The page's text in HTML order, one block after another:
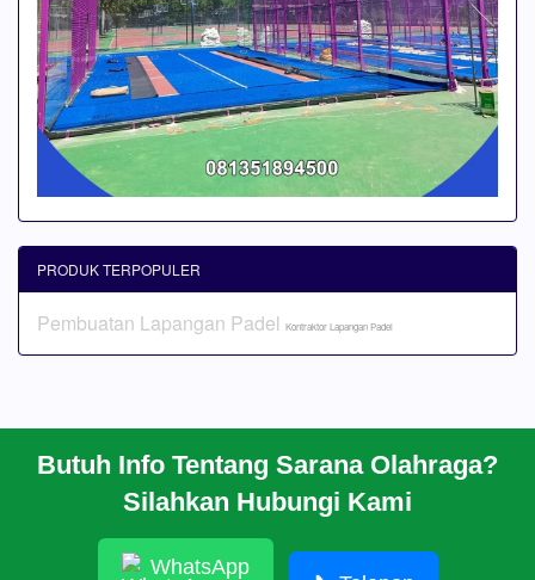
Butuh Info Tentang Sarana Olahraga?
Silahkan Hubungi Kami
WhatsApp
PRODUK TERPOPULER
Pembuatan Lapangan Padel Kontraktor Lapangan Padel
CARA PESAN